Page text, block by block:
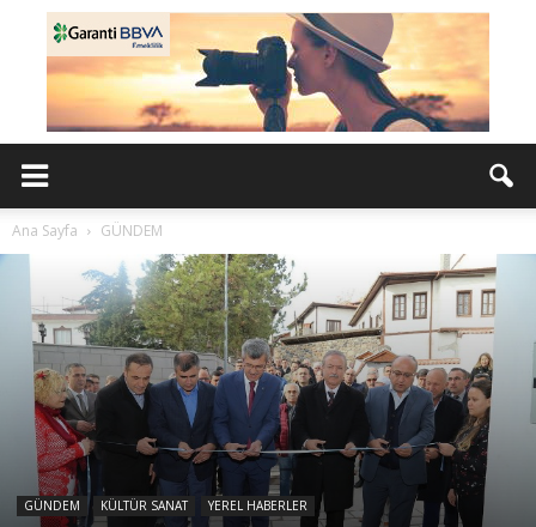
Ana Sayfa GÜNDEM
GÜNDEM KÜLTÜR SANAT YEREL HABERLER